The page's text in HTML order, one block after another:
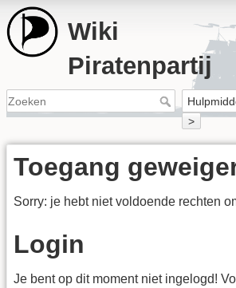
Wiki
Piratenpartij
>
Toegang
Sorry: je hebt niet voldoende rechten
Login
Je bent op dit moment niet ingelogd!